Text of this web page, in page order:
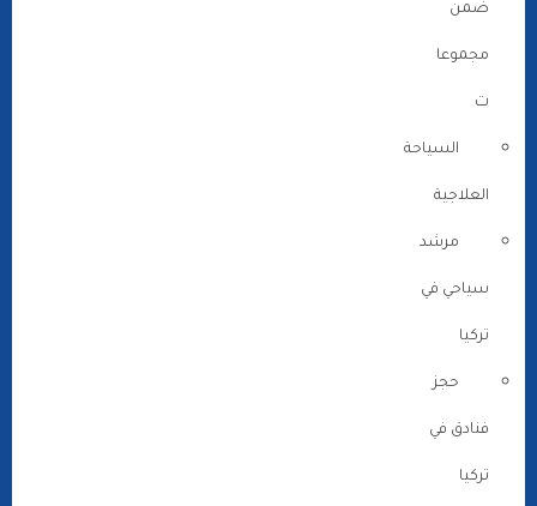
ضمن
مجموعا
ت
السياحة
العلاجية
مرشد
سياحي في
تركيا
حجز
فنادق في
تركيا